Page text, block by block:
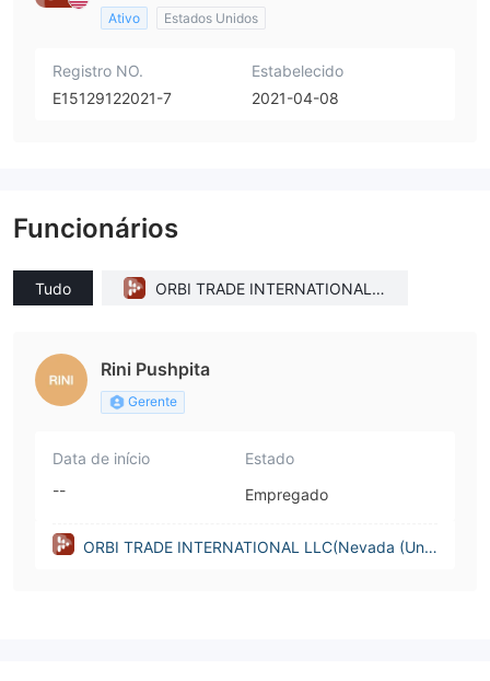
Ativo Estados Unidos
Registro NO.
E15129122021-7
Estabelecido
2021-04-08
Funcionários
Tudo
ORBI TRADE INTERNATIONAL L
Rini Pushpita
Gerente
Data de início
--
Estado
Empregado
ORBI TRADE INTERNATIONAL LLC(Nevada (Unit